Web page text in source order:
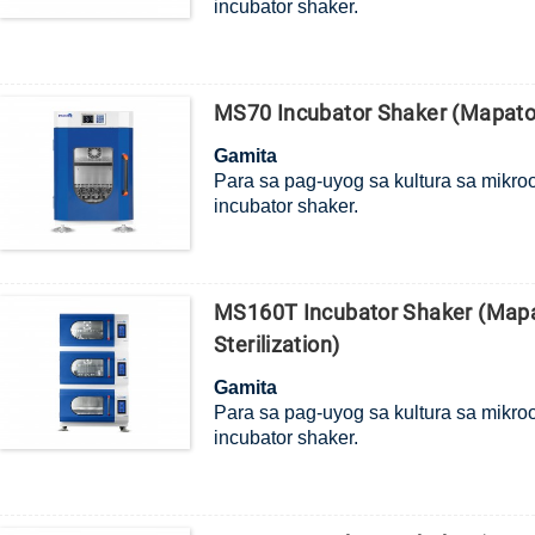
incubator shaker.
MS70 Incubator Shaker
Gamita
Para sa pag-uyog sa kultura sa
incubator shaker.
MS160T Incubator Shaker
Sterilization)
Gamita
Para sa pag-uyog sa kultura sa
incubator shaker.